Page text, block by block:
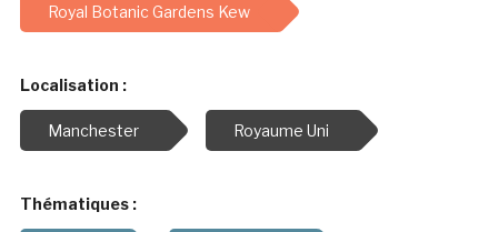
Royal Botanic Gardens Kew
Localisation :
Manchester Royaume Uni
Thématiques :